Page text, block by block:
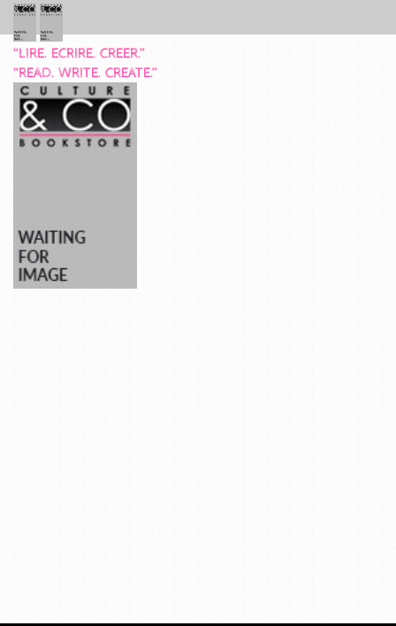
“LIRE. ECRIRE. CREER.”
“READ. WRITE. CREATE.”